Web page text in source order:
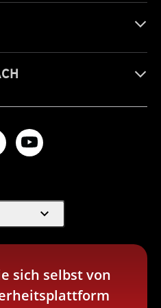
expand_more
sich selbst von